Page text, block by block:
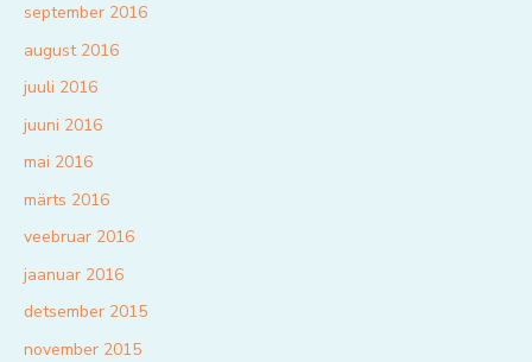
september 2016
august 2016
juuli 2016
juuni 2016
mai 2016
märts 2016
veebruar 2016
jaanuar 2016
detsember 2015
november 2015